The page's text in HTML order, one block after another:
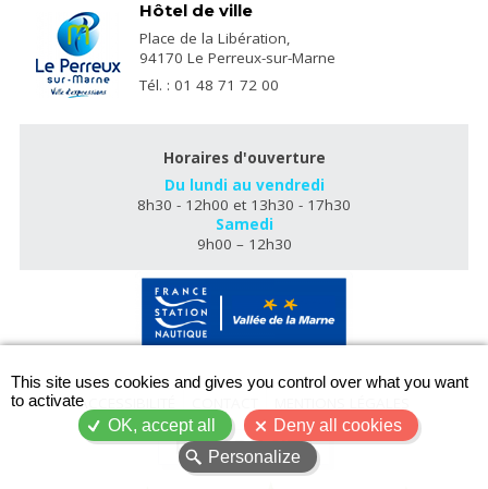
Hôtel de ville
Place de la Libération,
94170 Le Perreux-sur-Marne
Tél. : 01 48 71 72 00
Horaires d'ouverture
Du lundi au vendredi
8h30 - 12h00 et 13h30 - 17h30
Samedi
9h00 – 12h30
ACCESSIBILITÉ
PLAN DU SITE
This site uses cookies and gives you control over what you want
to activate
OK, accept all
Deny all cookies
Personalize